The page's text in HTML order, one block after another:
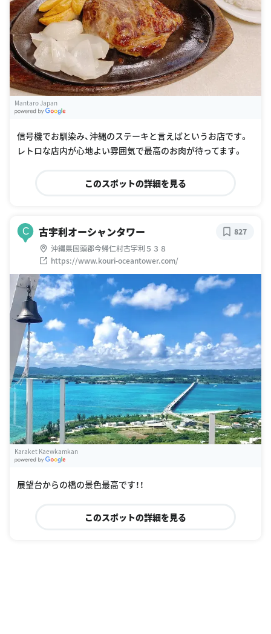
Mantaro Japan
信号機でお馴染み、沖縄のステーキと言えばというお店です。
レトロな店内が心地よい雰囲気で最高のお肉が待ってます。
このスポットの詳細を見る
C 古宇利オーシャンタワー
沖縄県国頭郡今帰仁村古宇利５３８
https://www.kouri-oceantower.com/
827
Karaket Kaewkamkan
展望台からの橋の景色最高です！！
このスポットの詳細を見る